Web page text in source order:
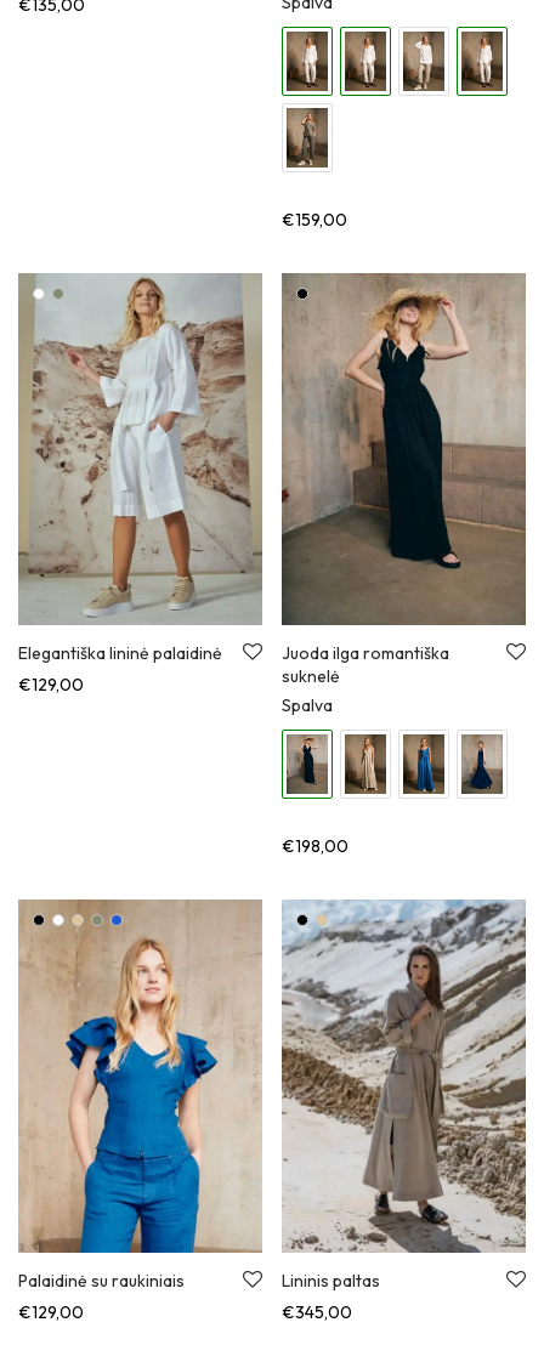
€135,00
€159,00
Elegantiška lininė palaidinė
€129,00
Juoda ilga romantiška
suknelė
Spalva
€198,00
Palaidinė su raukiniais
€129,00
Lininis paltas
€345,00